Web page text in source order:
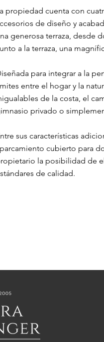
propiedad cuenta con
de diseño y
generosa terraza, desde
a la terraza, una
para integrar a la
entre el hogar y la
de la costa, el
privado o
sus características
cubierto para
la posibilidad de
de calidad.